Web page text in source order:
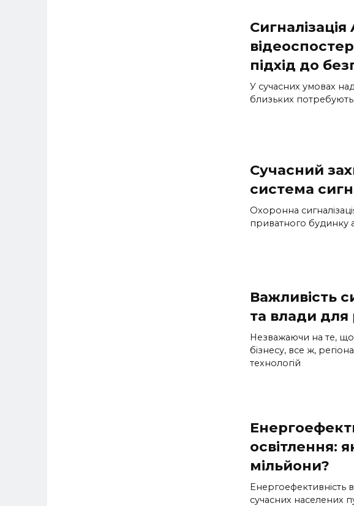
підхід до
У сучасних умовах
близьких
Сучасний
система
Охоронна
приватного будинку
Важливість
та влади для
Незважаючи на те, що
бізнесу, все ж,
технологій
освітлення:
мільйони?
Енергоефективність
сучасних населених